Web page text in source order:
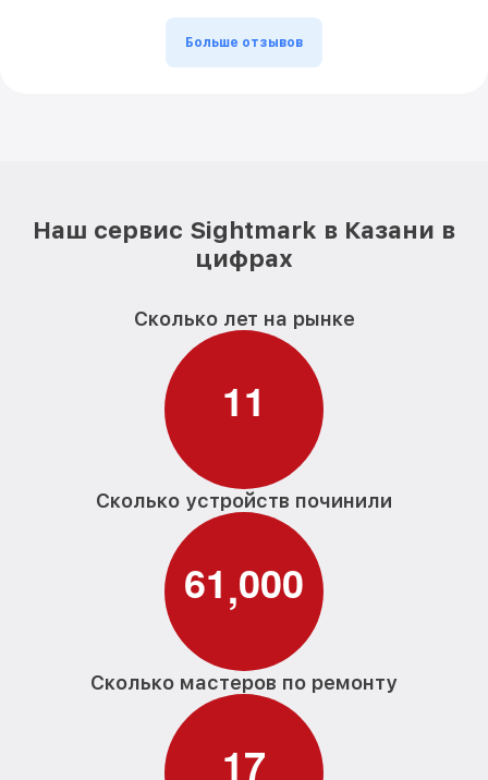
Больше отзывов
Наш сервис Sightmark в Казани в
цифрах
Сколько лет на рынке
11
Сколько устройств починили
61,000
Сколько мастеров по ремонту
17